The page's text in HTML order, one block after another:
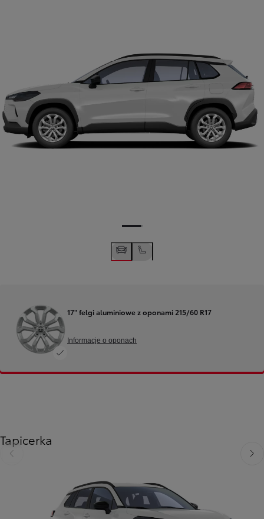
17" felgi aluminiowe z oponami 215/60 R17
Informacje o oponach
Tapicerka
Poprzedni